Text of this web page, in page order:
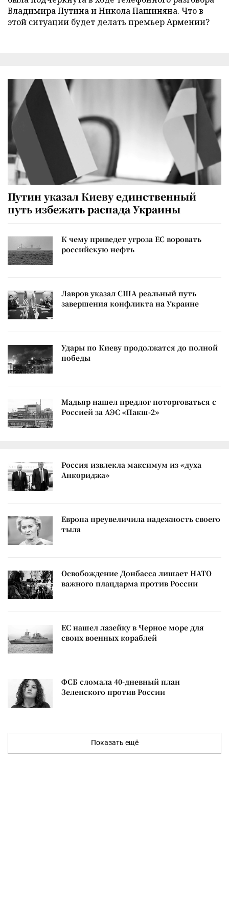
Владимира Путина и Никола Пашиняна. Что в
этой ситуации будет делать премьер Армении?
Путин указал Киеву единственный
путь избежать распада Украины
К чему приведет угроза ЕС воровать
российскую нефть
Лавров указал США реальный путь
завершения конфликта на Украине
Удары по Киеву продолжатся до полной
победы
Мадьяр нашел предлог поторговаться с
Россией за АЭС «Пакш-2»
Россия извлекла максимум из «духа
Анкориджа»
Европа преувеличила надежность своего
тыла
Освобождение Донбасса лишает НАТО
важного плацдарма против России
ЕС нашел лазейку в Черное море для
своих военных кораблей
ФСБ сломала 40-дневный план
Зеленского против России
Показать ещё